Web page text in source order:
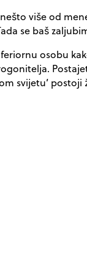
više od
se baš
osobu
svijetu’